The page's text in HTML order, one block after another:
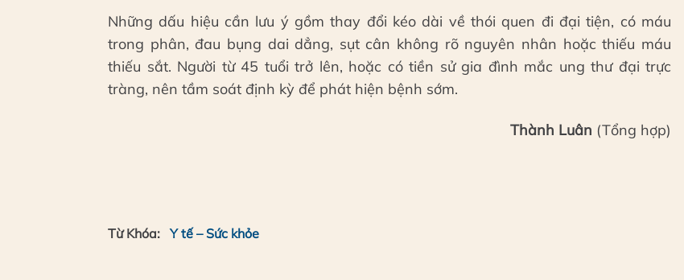
Những dấu hiệu cần lưu ý gồm thay đổi kéo dài về thói quen đi đại tiện, có máu
trong phân, đau bụng dai dẳng, sụt cân không rõ nguyên nhân hoặc thiếu máu
thiếu sắt. Người từ 45 tuổi trở lên, hoặc có tiền sử gia đình mắc ung thư đại trực
tràng, nên tầm soát định kỳ để phát hiện bệnh sớm.
Thành Luân (Tổng hợp)
Từ Khóa: Y tế – Sức khỏe